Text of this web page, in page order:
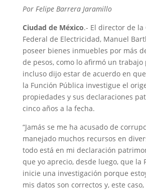
Por Felipe Barrera Jaramillo
Ciudad de México.- El director de la
Federal de Electricidad, Manuel
poseer bienes inmuebles por más
de pesos, como lo afirmó un trabajo
incluso dijo estar de acuerdo en
la Función Pública investigue el
propiedades y sus declaraciones
cinco años a la fecha.
“Jamás se me ha acusado de
manejado muchos recursos en
todo está en mi declaración
que yo aprecio, desde luego, que la
inicie una investigación porque
mis datos son correctos y, este